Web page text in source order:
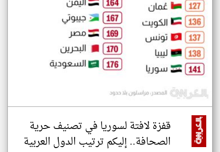
قفزة لافتة لسوريا في تصنيف حرية
الصحافة.. إليكم ترتيب الدول العربية